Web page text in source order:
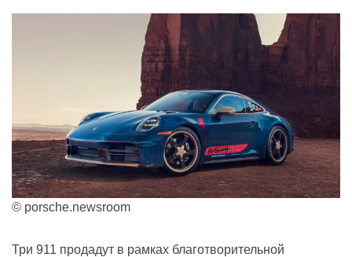
© porsche.newsroom
Три 911 продадут в рамках благотворительной